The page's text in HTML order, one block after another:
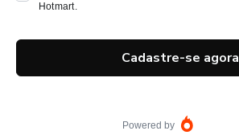
Hotmart.
Cadastre-se agora
Powered by